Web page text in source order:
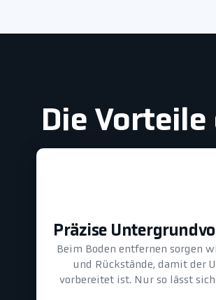
Die
Präzise
Beim Boden entfernen sorgen
und Rückstände, damit der
vorbereitet ist. Nur so lässt